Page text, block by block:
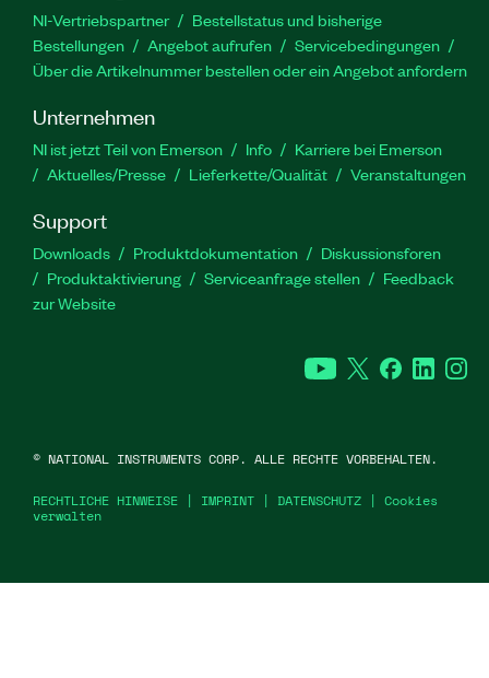
NI-Vertriebspartner
Bestellstatus und bisherige
Bestellungen
Angebot aufrufen
Servicebedingungen
Über die Artikelnummer bestellen oder ein Angebot anfordern
Unternehmen
NI ist jetzt Teil von Emerson Info
Karriere bei Emerson
Aktuelles/Presse
Lieferkette/Qualität Veranstaltungen
Support
Downloads Produktdokumentation
Diskussionsforen
Produktaktivierung
Serviceanfrage stellen
Feedback
zur Website
YouTubeTwitterFacebook
RECHTLICHE HINWEISE | IMPRINT | DATENSCHUTZ | Cookies
verwalten
© NATIONAL INSTRUMENTS CORP. ALLE RECHTE VORBEHALTEN.